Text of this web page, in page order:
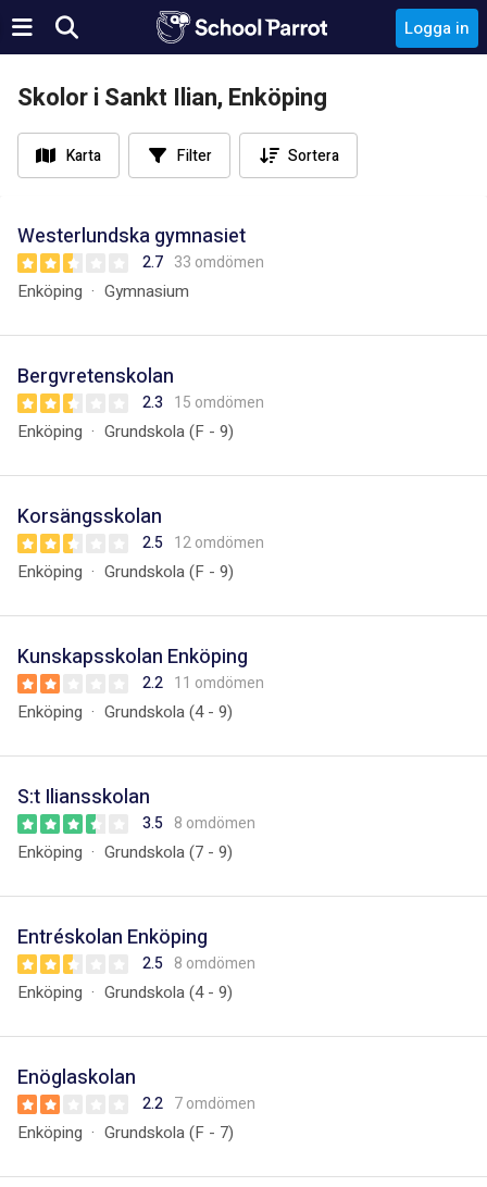
Logga in
Skolor i Sankt Ilian, Enköping
Karta Filter Sortera
Westerlundska gymnasiet
2.7 33 omdömen
Enköping Gymnasium
Bergvretenskolan
2.3 15 omdömen
Enköping Grundskola (F - 9)
Korsängsskolan
2.5 12 omdömen
Enköping Grundskola (F - 9)
Kunskapsskolan Enköping
2.2 11 omdömen
Enköping Grundskola (4 - 9)
S:t Iliansskolan
3.5 8 omdömen
Enköping Grundskola (7 - 9)
Entréskolan Enköping
2.5 8 omdömen
Enköping Grundskola (4 - 9)
Enöglaskolan
2.2 7 omdömen
Enköping Grundskola (F - 7)